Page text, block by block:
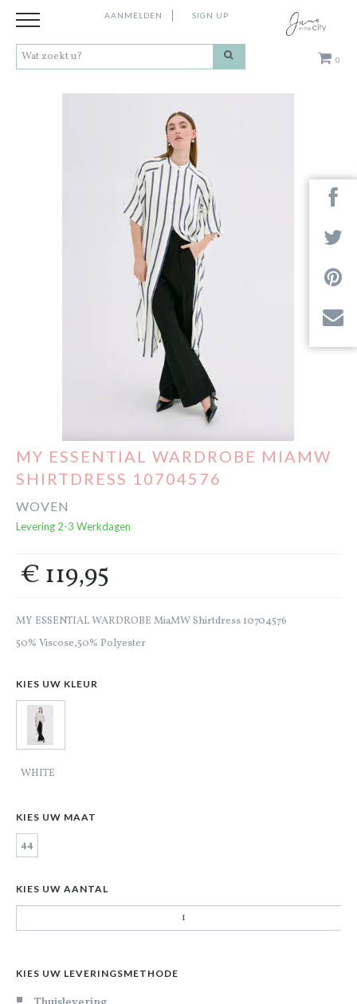
0
AANMELDEN SIGN UP
Kleding
Outlet
Next
MY ESSENTIAL WARDROBE MIAMW
SHIRTDRESS 10704576
WOVEN
Levering 2-3 Werkdagen
€ 119,95
MY ESSENTIAL WARDROBE MiaMW Shirtdress 10704576
50% Viscose,50% Polyester
KIES UW KLEUR
WHITE
KIES UW MAAT
44
KIES UW AANTAL
KIES UW LEVERINGSMETHODE